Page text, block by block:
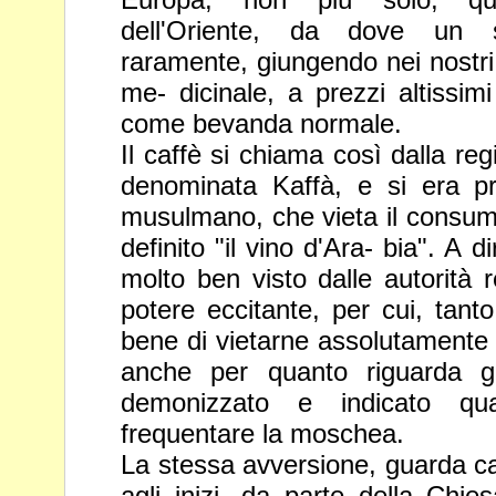
dell'Oriente, da dove un
raramente, giungendo nei
me- dicinale, a prezzi
come bevanda normale.
Il caffè si chiama così dalla
denominata Kaffà, e si era
musulmano, che vieta il
definito "il vino d'Ara- bia". A
molto ben visto dalle autorità
potere eccitante, per cui,
bene di vietarne
anche per quanto riguarda
demonizzato e indicato
frequentare la moschea.
La stessa avversione, guarda